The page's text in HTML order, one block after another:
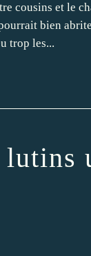
cousins et le
bien
trop les...
lutins